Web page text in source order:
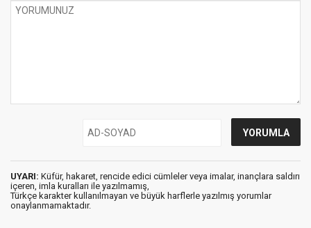
UYARI: Küfür, hakaret, rencide edici cümleler veya imalar, inançlara saldırı
içeren, imla kuralları ile yazılmamış,
Türkçe karakter kullanılmayan ve büyük harflerle yazılmış yorumlar
onaylanmamaktadır.